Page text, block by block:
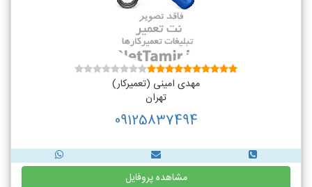
مهدی امینی (تعمیرکار)
تهران
09125837494
مشاهده پروفایل